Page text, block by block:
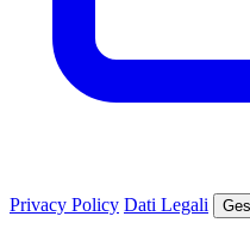
Privacy Policy Dati Legali